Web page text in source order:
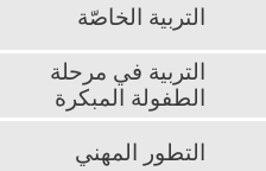
التربية الخاصّة
التربية في مرحلة
الطفولة المبكرة
التطور المهني